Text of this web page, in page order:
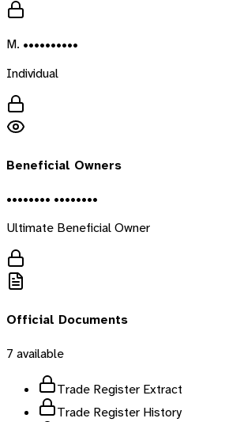
M. ••••••••••
Individual
Beneficial Owners
•••••••• ••••••••
Ultimate Beneficial Owner
Official Documents
7 available
Trade Register Extract
Trade Register History